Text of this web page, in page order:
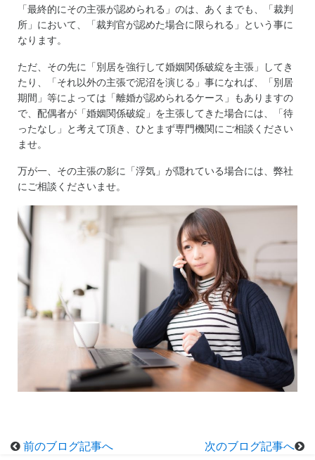
「最終的にその主張が認められる」のは、あくまでも、「裁判
所」において、「裁判官が認めた場合に限られる」という事に
なります。
ただ、その先に「別居を強行して婚姻関係破綻を主張」してき
たり、「それ以外の主張で泥沼を演じる」事になれば、「別居
期間」等によっては「離婚が認められるケース」もありますの
で、配偶者が「婚姻関係破綻」を主張してきた場合には、「待
ったなし」と考えて頂き、ひとまず専門機関にご相談ください
ませ。
万が一、その主張の影に「浮気」が隠れている場合には、弊社
にご相談くださいませ。
前のブログ記事へ 次のブログ記事へ